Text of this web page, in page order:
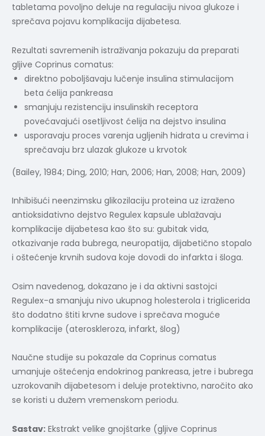
tabletama povoljno deluje na regulaciju nivoa glukoze i
sprečava pojavu komplikacija dijabetesa.
Rezultati savremenih istraživanja pokazuju da preparati
gljive Coprinus comatus:
direktno poboljšavaju lučenje insulina stimulacijom
beta ćelija pankreasa
smanjuju rezistenciju insulinskih receptora
povećavajući osetljivost ćelija na dejstvo insulina
usporavaju proces varenja ugljenih hidrata u crevima i
sprečavaju brz ulazak glukoze u krvotok
(Bailey, 1984; Ding, 2010; Han, 2006; Han, 2008; Han, 2009)
Inhibišući neenzimsku glikozilaciju proteina uz izraženo
antioksidativno dejstvo Regulex kapsule ublažavaju
komplikacije dijabetesa kao što su: gubitak vida,
otkazivanje rada bubrega, neuropatija, dijabetično stopalo
i oštećenje krvnih sudova koje dovodi do infarkta i šloga.
Osim navedenog, dokazano je i da aktivni sastojci
Regulex-a smanjuju nivo ukupnog holesterola i triglicerida
što dodatno štiti krvne sudove i sprečava moguće
komplikacije (ateroskleroza, infarkt, šlog)
Naučne studije su pokazale da Coprinus comatus
umanjuje oštećenja endokrinog pankreasa, jetre i bubrega
uzrokovanih dijabetesom i deluje protektivno, naročito ako
se koristi u dužem vremenskom periodu.
Sastav: Ekstrakt velike gnojštarke (gljive Coprinus